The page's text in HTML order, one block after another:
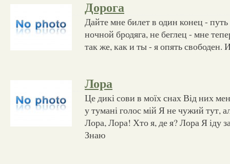
Дорога
Дайте мне билет в один конец -
ночной бродяга, не беглец - мне
так же, как и ты - я опять свободен.
Лора
Це дикі сови в моїх снах Від них
у тумані голос мій Я не чужий тут,
Лора, Лора! Хто я, де я? Лора Я іду
Знаю